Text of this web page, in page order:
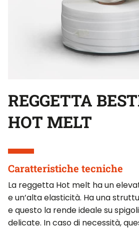
REGGETTA
HOT MELT
Caratteristiche tecniche
La reggetta Hot melt ha un
e un’alta elasticità. Ha una
e questo la rende ideale su
delicate. In caso di necessità,